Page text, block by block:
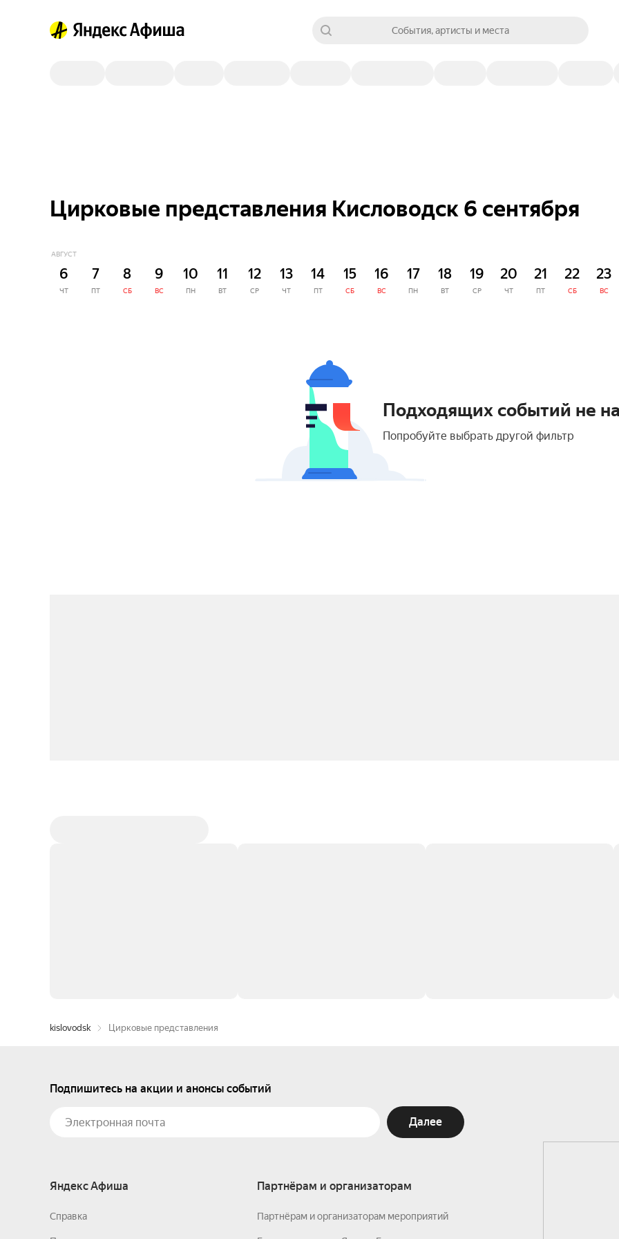
События, артисты и места
Цирковые представления Кисловодск 6 сентября
АВГУСТ
6
ЧТ
7
ПТ
8
СБ
9
ВС
10
ПН
11
ВТ
12
СР
13
ЧТ
14
ПТ
15
СБ
16
ВС
17
ПН
18
ВТ
19
СР
20
ЧТ
21
ПТ
22
СБ
23
ВС
Подходящих событий не
Попробуйте выбрать другой фильтр
kislovodsk Цирковые представления
Подпишитесь на акции и анонсы событий
Далее
Яндекс Афиша
Справка
Партнёрам и организаторам
Партнёрам и организаторам мероприятий